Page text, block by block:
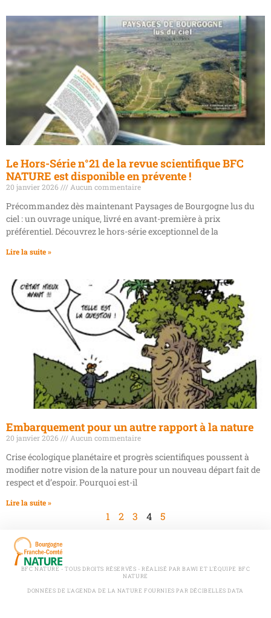
Le Hors-Série n°21 de la revue scientifique BFC
NATURE est disponible en prévente !
20 janvier 2026 Aucun commentaire
Précommandez dès maintenant Paysages de Bourgogne lus du
ciel : un ouvrage unique, livré en avant-première à prix
préférentiel. Découvrez le hors-série exceptionnel de la
Lire la suite »
Embarquement pour un autre rapport à la nature
20 janvier 2026 Aucun commentaire
Crise écologique planétaire et progrès scientifiques poussent à
modifier notre vision de la nature pour un nouveau départ fait de
respect et d’espoir. Pourquoi est-il
Lire la suite »
1 2 3 4 5
BFC NATURE - TOUS DROITS RÉSERVÉS - RÉALISÉ PAR BAWI ET L'ÉQUIPE BFC
NATURE
DONNÉES DE L'AGENDA DE LA NATURE FOURNIES PAR DÉCIBELLES DATA